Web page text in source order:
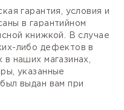
гарантия, условия и
в гарантийном
книжкой. В случае
либо дефектов в
наших магазинах,
указанные
выдан вам при